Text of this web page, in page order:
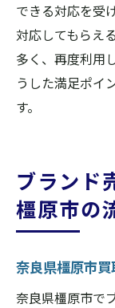
できる対応を受
対応してもらえ
多く、再度利用
うした満足ポイ
す。
ブランド
橿原市の
奈良県橿原市
奈良県橿原市で